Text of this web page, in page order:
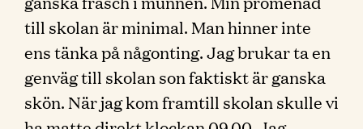
till skolan är minimal. Man hinner inte
ens tänka på någonting. Jag brukar ta en
genväg till skolan son faktiskt är ganska
skön. När jag kom framtill skolan skulle vi